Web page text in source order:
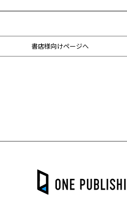
書店様向けページへ